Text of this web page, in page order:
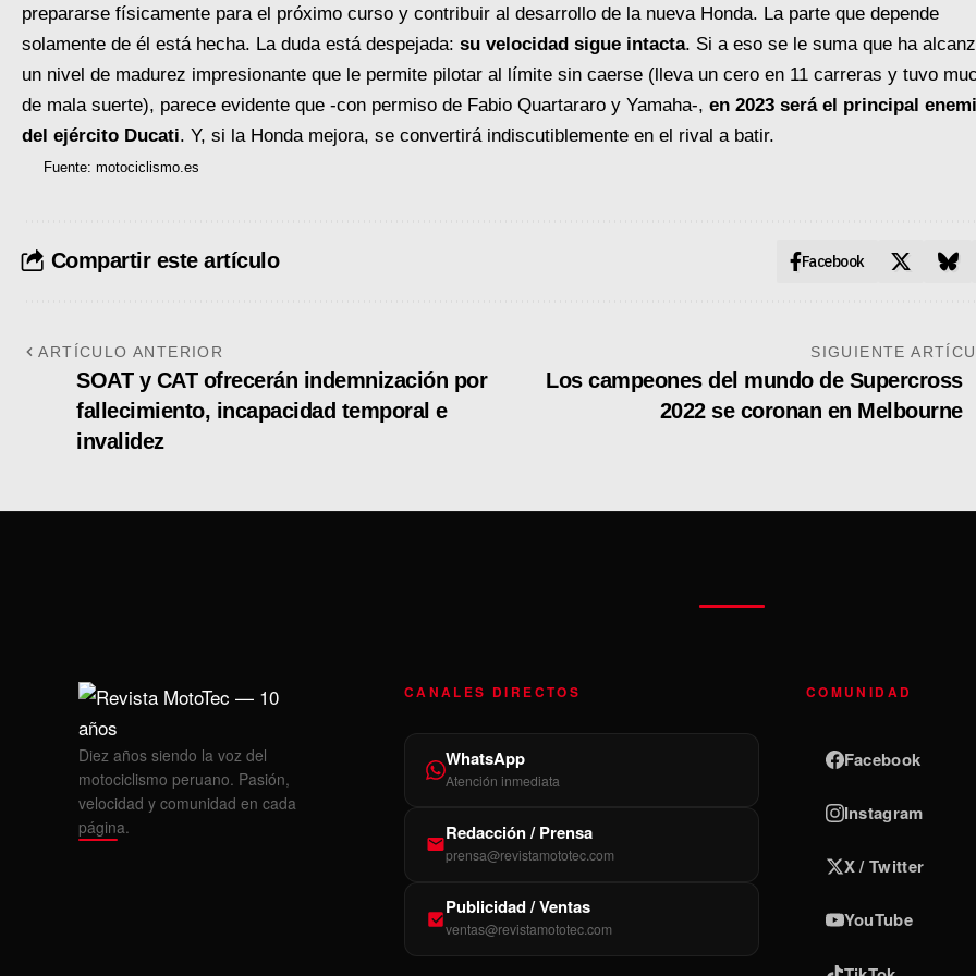
prepararse físicamente para el próximo curso y contribuir al desarrollo de la nueva Honda. La parte que depende
solamente de él está hecha. La duda está despejada: su velocidad sigue intacta. Si a eso se le suma que ha
un nivel de madurez impresionante que le permite pilotar al límite sin caerse (lleva un cero en 11 carreras y tuvo
de mala suerte), parece evidente que -con permiso de Fabio Quartararo y Yamaha-, en 2023 será el principal
del ejército Ducati. Y, si la Honda mejora, se convertirá indiscutiblemente en el rival a batir.
Fuente: motociclismo.es
Compartir este artículo Facebook
ARTÍCULO ANTERIOR
SOAT y CAT ofrecerán indemnización por
fallecimiento, incapacidad temporal e
invalidez
SIGUIENTE
Los campeones del mundo de Supercross
2022 se coronan en Melbourne
Diez años siendo la voz del
motociclismo peruano. Pasión,
velocidad y comunidad en cada
página.
CANALES DIRECTOS
WhatsApp
Atención inmediata
Redacción / Prensa
prensa@revistamototec.com
Publicidad / Ventas
ventas@revistamototec.com
COMUNIDAD
Facebook
Instagram
X / Twitter
YouTube